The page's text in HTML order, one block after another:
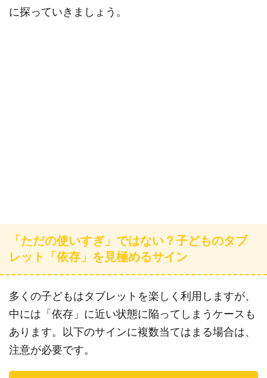
に探っていきましょう。
「ただの使いすぎ」ではない？子どものタブ
レット「依存」を見極めるサイン
多くの子どもはタブレットを楽しく利用しますが、
中には「依存」に近い状態に陥ってしまうケースも
あります。以下のサインに複数当てはまる場合は、
注意が必要です。